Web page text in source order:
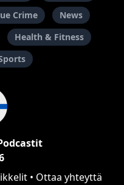
Crime
News
Health & Fitness
• Ottaa yhteyttä